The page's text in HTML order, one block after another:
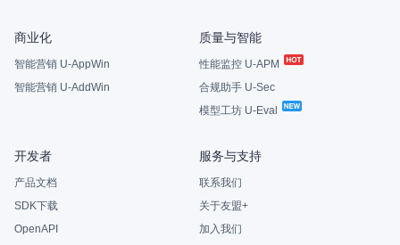
商业化
智能营销 U-AppWin
智能营销 U-AddWin
质量与智能
性能监控 U-APM
合规助手 U-Sec
模型工坊 U-Eval
开发者
产品文档
SDK下载
OpenAPI
服务与支持
联系我们
关于友盟+
加入我们